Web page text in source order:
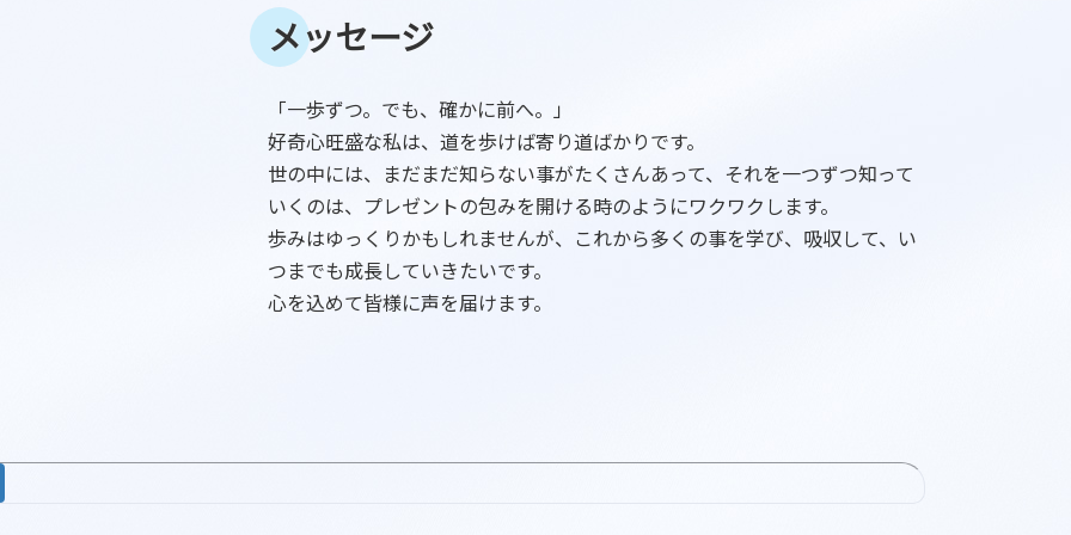
メッセージ
「一歩ずつ。でも、確かに前へ。」
好奇心旺盛な私は、道を歩けば寄り道ばかりです。
世の中には、まだまだ知らない事がたくさんあって、それを一つずつ知って
いくのは、プレゼントの包みを開ける時のようにワクワクします。
歩みはゆっくりかもしれませんが、これから多くの事を学び、吸収して、い
つまでも成長していきたいです。
心を込めて皆様に声を届けます。